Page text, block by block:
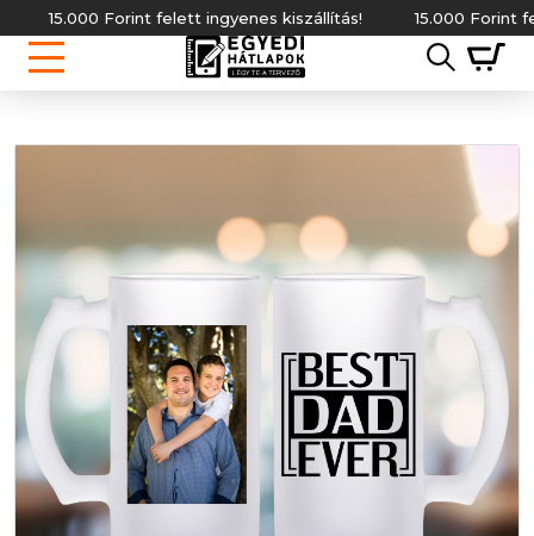
Forint felett ingyenes kiszállítás! 15.000 Forint felett